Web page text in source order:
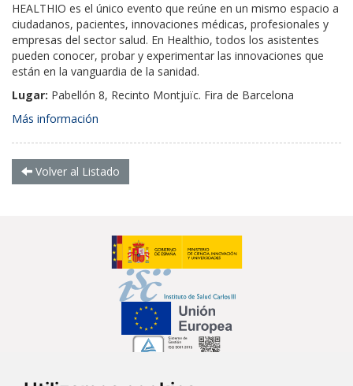
HEALTHIO es el único evento que reúne en un mismo espacio a
ciudadanos, pacientes, innovaciones médicas, profesionales y
empresas del sector salud. En Healthio, todos los asistentes
pueden conocer, probar y experimentar las innovaciones que
están en la vanguardia de la sanidad.
Lugar: Pabellón 8, Recinto Montjuïc. Fira de Barcelona
Más información
Volver al Listado